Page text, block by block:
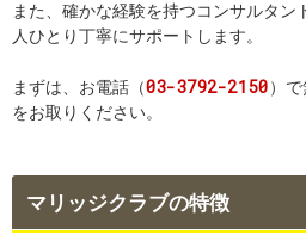
また、確かな経験を持つコンサルタ
人ひとり丁寧にサポートします。
まずは、お電話（03-3792-2150）
をお取りください。
マリッジクラブの特徴